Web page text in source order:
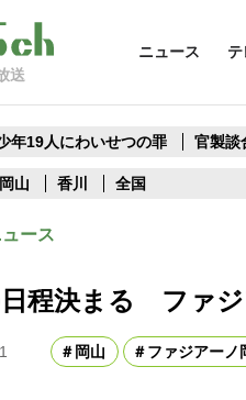
送
ニュース
年19人にわいせつの罪 官製談
岡山 香川 全国
ース
日程決まる ファ
岡山 ファジアーノ